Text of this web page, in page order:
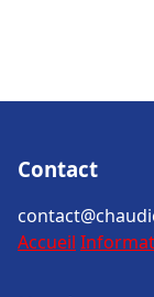
Contact
Accueil